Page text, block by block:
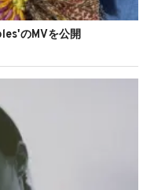
のMVを公開